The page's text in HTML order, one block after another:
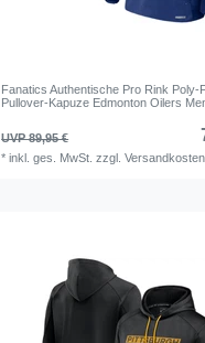
Fanatics Authentische Pro Rink Poly-
Pullover-Kapuze Edmonton Oilers
UVP 89,95 €
*inkl. ges. MwSt. zzgl.Versandkosten